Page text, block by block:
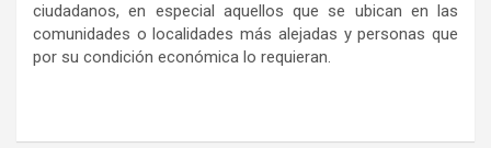
ciudadanos, en especial aquellos que se ubican en las
comunidades o localidades más alejadas y personas que
por su condición económica lo requieran.